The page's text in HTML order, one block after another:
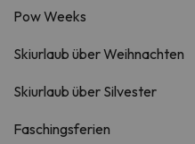
Pow Weeks
Skiurlaub über Weihnachten
Skiurlaub über Silvester
Faschingsferien